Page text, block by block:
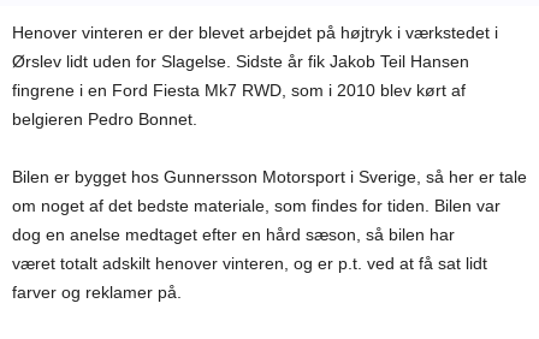
Henover vinteren er der blevet arbejdet på højtryk i værkstedet i
Ørslev lidt uden for Slagelse. Sidste år fik Jakob Teil Hansen
fingrene i en Ford Fiesta Mk7 RWD, som i 2010 blev kørt af
belgieren Pedro Bonnet.
Bilen er bygget hos Gunnersson Motorsport i Sverige, så her er tale
om noget af det bedste materiale, som findes for tiden. Bilen var
dog en anelse medtaget efter en hård sæson, så bilen har
været totalt adskilt henover vinteren, og er p.t. ved at få sat lidt
farver og reklamer på.